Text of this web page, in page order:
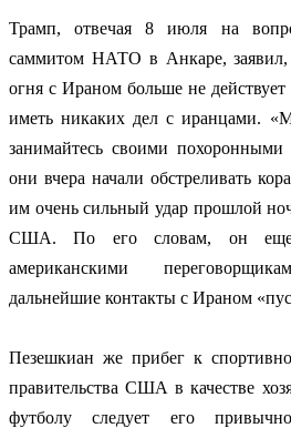
Трамп, отвечая 8 июля на
саммитом НАТО в Анкаре,
огня с Ираном больше не
иметь никаких дел с иранцами.
занимайтесь своими
они вчера начали обстреливать
им очень сильный удар прошлой
США. По его словам, он еще
американскими
дальнейшие контакты с Ираном
Пезешкиан же прибег к
правительства США в качестве
футболу следует его